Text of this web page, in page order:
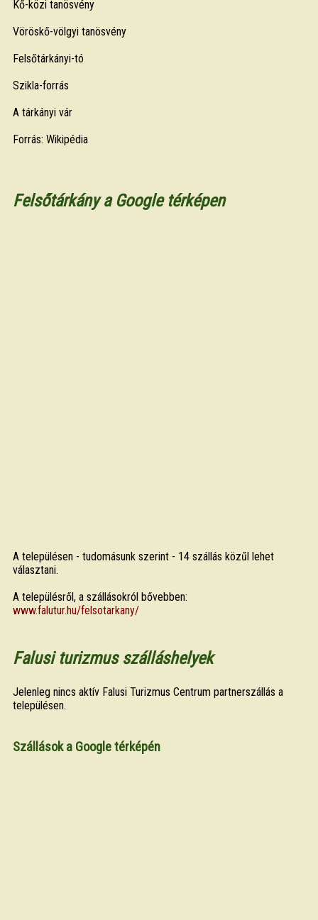
Kő-közi tanösvény
Vöröskő-völgyi tanösvény
Felsőtárkányi-tó
Szikla-forrás
A tárkányi vár
Forrás: Wikipédia
Felsőtárkány a Google térképen
A településen - tudomásunk szerint - 14 szállás közűl lehet
választani.
A településről, a szállásokról bővebben:
www.falutur.hu/felsotarkany/
Falusi turizmus szálláshelyek
Jelenleg nincs aktív Falusi Turizmus Centrum partnerszállás a
településen.
Szállások a Google térképén